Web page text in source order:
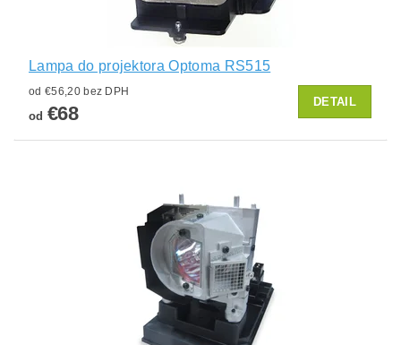
Lampa do projektora Optoma RS515
od €56,20 bez DPH
od €68
DETAIL